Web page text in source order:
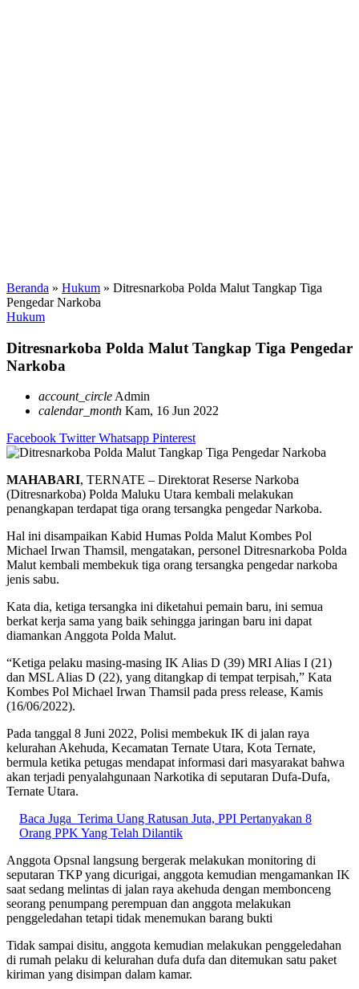
Beranda » Hukum » Ditresnarkoba Polda Malut Tangkap Tiga
Pengedar Narkoba
Hukum
Ditresnarkoba Polda Malut Tangkap Tiga Pengedar
Narkoba
account_circleAdmin
calendar_month Kam, 16 Jun 2022
Facebook Twitter Whatsapp Pinterest
MAHABARI, TERNATE – Direktorat Reserse Narkoba
(Ditresnarkoba) Polda Maluku Utara kembali melakukan
penangkapan terdapat tiga orang tersangka pengedar Narkoba.
Hal ini disampaikan Kabid Humas Polda Malut Kombes Pol
Michael Irwan Thamsil, mengatakan, personel Ditresnarkoba Polda
Malut kembali membekuk tiga orang tersangka pengedar narkoba
jenis sabu.
Kata dia, ketiga tersangka ini diketahui pemain baru, ini semua
berkat kerja sama yang baik sehingga jaringan baru ini dapat
diamankan Anggota Polda Malut.
“Ketiga pelaku masing-masing IK Alias D (39) MRI Alias I (21)
dan MSL Alias D (22), yang ditangkap di tempat terpisah,” Kata
Kombes Pol Michael Irwan Thamsil pada press release, Kamis
(16/06/2022).
Pada tanggal 8 Juni 2022, Polisi membekuk IK di jalan raya
kelurahan Akehuda, Kecamatan Ternate Utara, Kota Ternate,
bermula ketika petugas mendapat informasi dari masyarakat bahwa
akan terjadi penyalahgunaan Narkotika di seputaran Dufa-Dufa,
Ternate Utara.
Baca Juga Terima Uang Ratusan Juta, PPI Pertanyakan 8
Orang PPK Yang Telah Dilantik
Anggota Opsnal langsung bergerak melakukan monitoring di
seputaran TKP yang dicurigai, anggota kemudian mengamankan IK
saat sedang melintas di jalan raya akehuda dengan membonceng
seorang penumpang perempuan dan anggota melakukan
penggeledahan tetapi tidak menemukan barang bukti
Tidak sampai disitu, anggota kemudian melakukan penggeledahan
di rumah pelaku di kelurahan dufa dufa dan ditemukan satu paket
kiriman yang disimpan dalam kamar.